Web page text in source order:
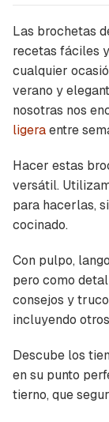
Las brochetas
recetas fáciles
cualquier
verano y
nosotras nos
ligeraentre
Hacer estas
versátil.
para hacerlas,
cocinado.
Con pulpo,
pero como
consejos y
incluyendo
Descube los
en su punto
tierno, que